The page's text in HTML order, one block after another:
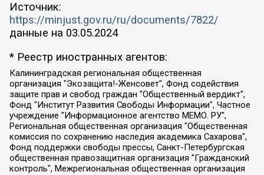
Источник:
https://minjust.gov.ru/ru/documents/7822/
данные на 03.05.2024
* Реестр иностранных агентов:
Калининградская региональная общественная организация "Экозащита!-Женсовет", Фонд содействия защите прав и свобод граждан "Общественный вердикт", Фонд "Институт Развития Свободы Информации", Частное учреждение "Информационное агентство МЕМО. РУ", Региональная общественная организация "Общественная комиссия по сохранению наследия академика Сахарова", Фонд поддержки свободы прессы, Санкт-Петербургская общественная правозащитная организация "Гражданский контроль", Межрегиональная общественная организация "Информационно-просветительский центр "Мемориал", Региональный Фонд "Центр Защиты Прав Средств Массовой Информации", с 05.12.2023 Фонд "Центр Защиты Прав Средств массовой информации", Региональная общественная благотворительная организация помощи беженцам и мигрантам "Гражданское содействие", Негосударственное образовательное учреждение дополнительного профессионального образования (повышение квалификации) специалистов "АКАДЕМИЯ ПО ПРАВАМ ЧЕЛОВЕКА", Свердловская региональная общественная организация "Сутяжник", Автономная некоммерческая организация "Центр независимых социологических исследований", Союз общественных объединений "Российский исследовательский центр по правам человека", Региональное общественное учреждение научно-информационный центр "МЕМОРИАЛ", Некоммерческая организация "Фонд защиты гласности", Автономная некоммерческая организация "Институт прав человека", Городская общественная организация "Екатеринбургское общество "МЕМОРИАЛ", Городская общественная организация "Рязанское историко-просветительское и правозащитное общество "Мемориал" (Рязанский Мемориал), Челябинский региональный орган общественной самодеятельности – женское общественное объединение "Женщины Евразии", Челябинский региональный орган общественной самодеятельности "Уральская правозащитная группа", Фонд содействия защите здоровья и социальной справедливости имени Андрея Рылькова, Автономная Некоммерческая Организация "Аналитический Центр Юрия Левады", Автономная некоммерческая организация социальной поддержки населения "Проект Апрель", Региональная общественная организация помощи женщинам и детям, находящимся в кризисной ситуации "Информационно-методический центр "Анна", Фонд содействия развитию массовых коммуникаций и правовому просвещению "Так-так-Так", Фонд содействия устойчивому развитию "Серебряная тайга", Свердловский региональный общественный фонд социальных проектов "Новое время", "Idel.Реалии", Кавказ.Реалии, Крым.Реалии, Телеканал Настоящее Время, Татаро-башкирская служба Радио Свобода (Azatliq Radiosi), Радио Свободная Европа/Радио Свобода (PCE/PC), "Сибирь.Реалии", "Фактограф", Благотворительный фонд помощи осужденным и их семьям, Автономная некоммерческая организация "Институт глобализации и социальных движений", Фонд "В защиту прав заключенных", Частное учреждение "Центр поддержки и содействия развитию средств массовой информации", Пензенский региональный общественный благотворительный фонд "Гражданский союз", "Север.Реалии", Некоммерческая организация Фонд "Правовая инициатива", Общество с ограниченной ответственностью "Радио Свободная Европа/Радио Свобода", Чешское информационное агентство "MEDIUM-ORIENT", Красноярская региональная общественная организация "Мы против СПИДа", Камалягин Денис Николаевич, Маркелов Сергей Евгеньевич, Пономарев Лев Александрович, Савицкая Людмила Алексеевна, Автономная некоммерческая организация "Центр по работе с проблемой насилия "НАСИЛИЮ.НЕТ", Межрегиональный профессиональный союз работников здравоохранения "Альянс врачей", Юридическое лицо, зарегистрированное в Латвийской Республике, SIA "Medusa Project" (регистрационный номер 40103797863, дата регистрации 10.06.2014), Некоммерческая организация "Фонд по борьбе с коррупцией", Автономная некоммерческая организация "Институт права и публичной политики", Баданин Роман Сергеевич, Гликин Максим Александрович, Железнова Мария Михайловна, Лукьянова Юлия Сергеевна, Маетная Елизавета Витальевна, Маняхин Петр Борисович, Чуракова Ольга Владимировна, Ярош Юлия Петровна, Юридическое лицо "The Insider SIA", зарегистрированное в Риге, Латвийская Республика (дата регистрации 26.06.2015), являющееся администратором доменного имени интернет-издания "The Insider SIA", https://theins.ru, Постернак Алексей Евгеньевич, Рубин Михаил Аркадьевич, Анин Роман Александрович, Юридическое лицо Istories fonds, зарегистрированное в Латвийской Республике (регистрационный номер 50008295751, дата регистрации 24.02.2020), Великовский Дмитрий Александрович, Долинина Ирина Николаевна, Мароховская Алеся Алексеевна, Шлейнов Роман Юрьевич, Шмагун Олеся Валентиновна, Общество с ограниченной ответственностью "Альтаир 2021", Общество с ограниченной ответственностью "Вега 2021", Общество с ограниченной ответственностью "Главный редактор 2021", Общество с ограниченной ответственностью "Ромашки монолит", Важенков Артем Валерьевич, Ивановская областная общественная организация "Центр гендерных исследований", Гурман Юрий Альбертович, Медиапроект "ОВД-Инфо", Егоров Владимир Владимирович, Жилинский Владимир Александрович, Общество с ограниченной ответственностью "ЗП", Иванова София Юрьевна, Карезина Инна Павловна, Кильтау Екатерина Викторовна, Петров Алексей Викторович, Пискунов Сергей Евгеньевич, Смирнов Сергей Сергеевич, Тихонов Михаил Сергеевич, Общество с ограниченной ответственностью "ЖУРНАЛИСТ-ИНОСТРАННЫЙ АГЕНТ", Арапова Галина Юрьевна, Вольтская Татьяна Анатольевна, Американская компания "Mason G.E.S. Anonymous Foundation" (США), являющаяся владельцем интернет-издания https://mnews.world/, Компания "Stichting Bellingcat", зарегистрированная в Нидерландах (дата регистрации 11.07.2018), Захаров Андрей Вячеславович, Клепиковская Екатерина Дмитриевна, Общество с ограниченной ответственностью "МЕМО", Перл Роман Александрович, Симонов Евгений Алексеевич, Соловьева Елена Анатольевна, Сотников Даниил Владимирович, Сурначева Елизавета Дмитриевна, Автономная некоммерческая организация по защите прав человека и информированию населения "Якутия – Наше Мнение", Общество с ограниченной ответственностью "Москоу диджитал медиа", с 26.01.2023 Общество с ограниченной ответственностью "Чайка Белые сады", Ветошкина Валерия Валерьевна, Заговора Максим Александрович, Межрегиональное общественное движение "Российская ЛГБТ - сеть", Оленичев Максим Владимирович, Павлов Иван Юрьевич, Скворцова Елена Сергеевна, Общество с ограниченной ответственностью "Как бы инагент", Кочетков Игорь Викторович, Общество с ограниченной ответственностью "Честные выборы", Еланчик Олег Александрович, Общество с ограниченной ответственностью "Нобелевский призыв", Гималова Регина Эмилевна, Григорьев Андрей Валерьевич, Григорьева Алина Александровна, Ассоциация по содействию защите прав призывников, альтернативнослужащих и военнослужащих "Правозащитная группа "Гражданин.Армия.Право", Хисамова Регина Фаритовна, Автономная некоммерческая организация по реализации социально-правовых программ "Лилит", Дальневосточное общественное движение "Маяк", Санкт-Петербургская ЛГБТ-инициативная группа "Выход", Инициативная группа ЛГБТ+ "Реверс", Алексеев Андрей Викторович, Бекбулатова Таисия Львовна, Беляев Иван Михайлович, Владыкина Елена Сергеевна, Гельман Марат Александрович, Никульшина Вероника Юрьевна, Толоконникова Надежда Андреевна, Шендерович Виктор Анатольевич, Общество с ограниченной ответственностью "Данное сообщение", Общество с ограниченной ответственностью Издательский дом "Новая глава", Айнбиндер Александра Александровна, Московский комьюнити-центр для ЛГБТ+инициатив, Благотворительный фонд развития филантропии, Deutsche Welle (Германия, Kurt-Schumacher-Strasse 3, 53113 Bonn), Борзунова Мария Михайловна, Воробьев Виктор Викторович, Голубева Анна Львовна, Константинова Алла Михайловна, Малкова Ирина Владимировна, Мурадов Мурад Абдулгалимович, Осетинская Елизавета Николаевна, Понасенков Евгений Николаевич, Ганапольский Матвей Юрьевич, Киселев Евгений Алексеевич, Борухович Ирина Григорьевна, Дремин Иван Тимофеевич, Дубровский Дмитрий Викторович, Красноярская региональная общественная организация поддержки и развития альтернативных образовательных технологий и межкультурных коммуникаций "ИНТЕРРА", Маяковская Екатерина Алексеевна, Фейгин Марк Захарович, Филимонов Андрей Викторович, Дзугкоева Регина Николаевна, Доброхотов Роман Александрович, Дудь Юрий Александрович, Елкин Сергей Владимирович, Кругликов Кирилл Игоревич, Сабунаева Мария Леонидовна, Семенов Алексей Владимирович, Шаинян Карен Багратович, Шульман Екатерина Михайловна, Асафьев Артур Валерьевич, Вахштайн Виктор Семенович, Венедиктов Алексей Алексеевич, Лушникова Екатерина Евгеньевна, Волков Леонид Михайлович, Невзоров Александр Глебович, Пархоменко Сергей Борисович, Сироткин Ярослав Николаевич, Кара-Мурза Владимир Владимирович, Баранова Наталья Владимировна, Гозман Леонид Яковлевич, Кагарлицкий Борис Юльевич, Климарев Михаил Валерьевич, Милов Владимир Станиславович, Автономная некоммерческая организация Краснодарский центр современного искусства "Типография", Моргенштерн Алишер Тагирович, Соболь Любовь Эдуардовна, Общество с ограниченной ответственностью "ЛИЗА НОРМ", Каспаров Гарри Кимович, Ходорковский Михаил Борисович, Общество с ограниченной ответственностью "Апрельские тезисы", Данилович Ирина Брониславовна, Кашин Олег Владимирович, Петров Николай Владимирович, Пивоваров Алексей Владимирович, Соколов Михаил Владимирович, Цветкова Юлия Владимировна, Чичваркин Евгений Александрович, Комитет против пыток/Команда против пыток, Общество с ограниченной ответственностью "Первый научный", Общество с ограниченной ответственностью "Вертолет и ко", Белоцерковская Вероника Борисовна, Кац Максим Евгеньевич, Лазарева Татьяна Юрьевна, Шаведдинов Руслан Табризович, Яшин Илья Валерьевич, Общество с ограниченной ответственностью "Иноагент ААВ", Алешковский Дмитрий Петрович, Альбац Евгения Марковна, Быков Дмитрий Львович, Галямина Юлия Евгеньевна, Лойко Сергей Леонидович, Мартынов Кирилл Константинович, Медведев Сергей Александрович, Крашенинников Федор Геннадиевич, Гордеева Катерина Вл